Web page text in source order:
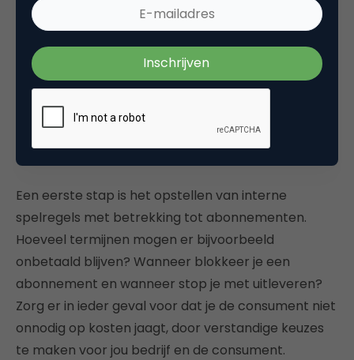
moeten maken van de vaste lasten en de impact
die het abonnement hierop zal hebben.
Spelregels
Toch kun je niet voorkomen dat consumenten zich
abonneren terwijl zij hier geen ruimte voor hebben.
Hoe ga je daarmee om?
Een eerste stap is het opstellen van interne
spelregels met betrekking tot abonnementen.
Hoeveel termijnen mogen er bijvoorbeeld
onbetaald blijven? Wanneer blokkeer je een
abonnement en wanneer stop je met uitleveren?
Zorg er in ieder geval voor dat je de consument niet
onnodig op kosten jaagt, door verstandige keuzes
te maken voor jou bedrijf en de consument.